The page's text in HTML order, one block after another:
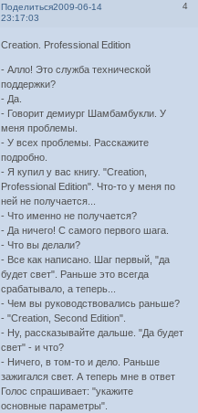
Поделиться 4
2009-06-14
23:17:03
Creation. Professional Edition
- Алло! Это служба технической
поддержки?
- Да.
- Говорит демиург Шамбамбукли. У
меня проблемы.
- У всех проблемы. Расскажите
подробно.
- Я купил у вас книгу. "Creation,
Professional Edition". Что-то у меня по
ней не получается...
- Что именно не получается?
- Да ничего! С самого первого шага.
- Что вы делали?
- Все как написано. Шаг первый, "да
будет свет". Раньше это всегда
срабатывало, а теперь...
- Чем вы руководствовались раньше?
- "Creation, Second Edition".
- Ну, рассказывайте дальше. "Да будет
свет" - и что?
- Ничего, в том-то и дело. Раньше
зажигался свет. А теперь мне в ответ
Голос спрашивает: "укажите
основные параметры".